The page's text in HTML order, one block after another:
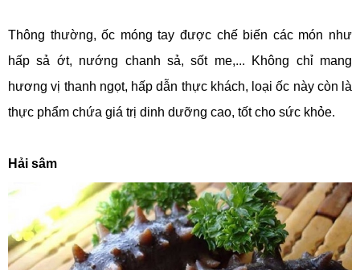
Thông thường, ốc móng tay được chế biến các món như
hấp sả ớt, nướng chanh sả, sốt me,... Không chỉ mang
hương vị thanh ngọt, hấp dẫn thực khách, loại ốc này còn là
thực phẩm chứa giá trị dinh dưỡng cao, tốt cho sức khỏe.
Hải sâm